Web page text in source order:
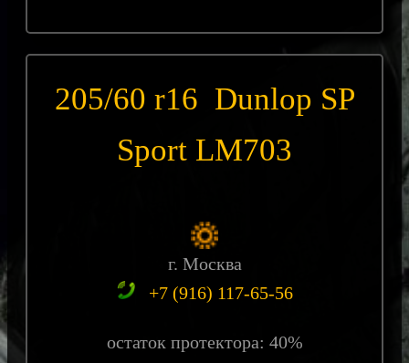
205/60 r16 Dunlop SP
Sport LM703
г. Москва
+7 (916) 117-65-56
остаток протектора: 40%